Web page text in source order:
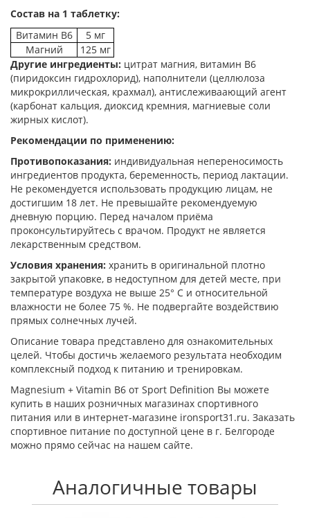
Состав на 1 таблетку:
Витамин B6
5 мг
Магний
125 мг
Другие ингредиенты: цитрат магния, витамин B6
(пиридоксин гидрохлорид), наполнители (целлюлоза
микрокриллическая, крахмал), антислеживаающий агент
(карбонат кальция, диоксид кремния, магниевые соли
жирных кислот).
Рекомендации по применению:
Противопоказания: индивидуальная непереносимость
ингредиентов продукта, беременность, период лактации.
Не рекомендуется использовать продукцию лицам, не
достигшим 18 лет. Не превышайте рекомендуемую
дневную порцию. Перед началом приёма
проконсультируйтесь с врачом. Продукт не является
лекарственным средством.
Условия хранения: хранить в оригинальной плотно
закрытой упаковке, в недоступном для детей месте, при
температуре воздуха не выше 25° С и относительной
влажности не более 75 %. Не подвергайте воздействию
прямых солнечных лучей.
Описание товара представлено для ознакомительных
целей. Чтобы достичь желаемого результата необходим
комплексный подход к питанию и тренировкам.
Magnesium + Vitamin B6 от Sport Definition Вы можете
купить в наших розничных магазинах спортивного
питания или в интернет-магазине ironsport31.ru. Заказать
спортивное питание по доступной цене в г. Белгороде
можно прямо сейчас на нашем сайте.
Аналогичные товары